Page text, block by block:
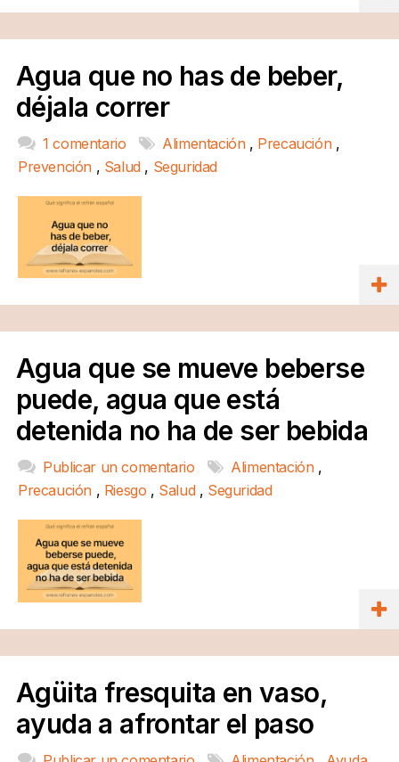
Agua que no has de beber,
déjala correr
1 comentario Alimentación , Precaución ,
Prevención , Salud , Seguridad
Agua que se mueve beberse
puede, agua que está
detenida no ha de ser bebida
Publicar un comentario Alimentación ,
Precaución , Riesgo , Salud , Seguridad
Agüita fresquita en vaso,
ayuda a afrontar el paso